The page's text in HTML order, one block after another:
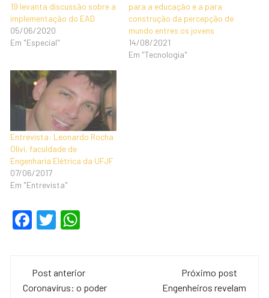
19 levanta discussão sobre a
implementação do EAD
05/06/2020
Em "Especial"
para a educação e a para
construção da percepção de
mundo entres os jovens
14/08/2021
Em "Tecnologia"
Entrevista: Leonardo Rocha
Olivi, faculdade de
Engenharia Elétrica da UFJF
07/06/2017
Em "Entrevista"
F
e
T
er s
Navegação
Post anterior
Coronavírus: o poder
Próximo post
Engenheiros revelam